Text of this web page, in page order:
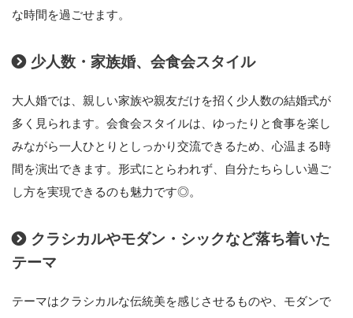
な時間を過ごせます。
少人数・家族婚、会食会スタイル
大人婚では、親しい家族や親友だけを招く少人数の結婚式が
多く見られます。会食会スタイルは、ゆったりと食事を楽し
みながら一人ひとりとしっかり交流できるため、心温まる時
間を演出できます。形式にとらわれず、自分たちらしい過ご
し方を実現できるのも魅力です◎。
クラシカルやモダン・シックなど落ち着いた
テーマ
テーマはクラシカルな伝統美を感じさせるものや、モダンで